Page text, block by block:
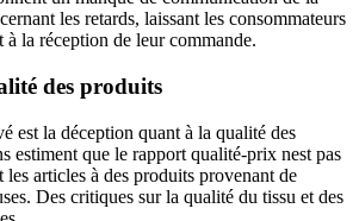
les retards, laissant les consommateurs
la réception de leur commande.
des produits
est la déception quant à la qualité des
estiment que le rapport qualité-prix nest pas
les articles à des produits provenant de
Des critiques sur la qualité du tissu et des